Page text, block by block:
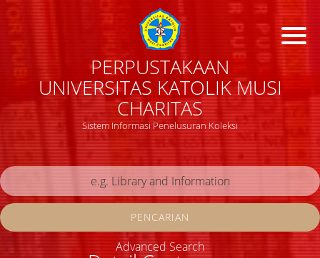
PERPUSTAKAAN
UNIVERSITAS KATOLIK MUSI
CHARITAS
Sistem Informasi Penelusuran Koleksi
PENCARIAN
Advanced Search